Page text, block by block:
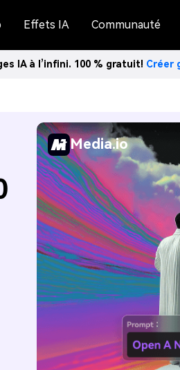
Effets IA Communauté
IA à l’infini. 100 % gratuit! Créer
Media.io